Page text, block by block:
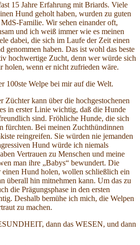
15 Jahre Erfahrung mit Briards. Viele
Hund geholt haben, wurden zu guten
Familie. Wir sehen einander oft,
und ich weiß immer wie es meinen
dabei, die sich im Laufe der Zeit einen
genommen haben. Das ist wohl das beste
hochwertige Zucht, denn wer würde sich
holen, wenn er nicht zufrieden wäre.
100ste Welpe bei mir auf die Welt.
Züchter kann über die hochgestochenen
in erster Linie wichtig, daß die Hunde
sind. Fröhliche Hunde, die sich
fürchten. Bei meinen Zuchthündinnen
reingreifen. Sie würden nie jemanden
Hund würde ich niemals
Vertrauen zu Menschen und meine
man ihre „Babys“ bewundert. Die
einen Hund holen, wollen schließlich ein
überall hin mitnehmen kann. Um das zu
die Prägungsphase in den ersten
Deshalb bemühe ich mich, die Welpen
zu machen.
dann das WESEN, und dann